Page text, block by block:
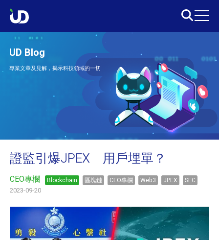
UD Blog
專業文章及見解，揭示科技領域的一切
證監引爆JPEX 用戶埋單？
CEO專欄 Blockchain 區塊鏈 CEO專欄 Web3 JPEX SFC
2023-09-20